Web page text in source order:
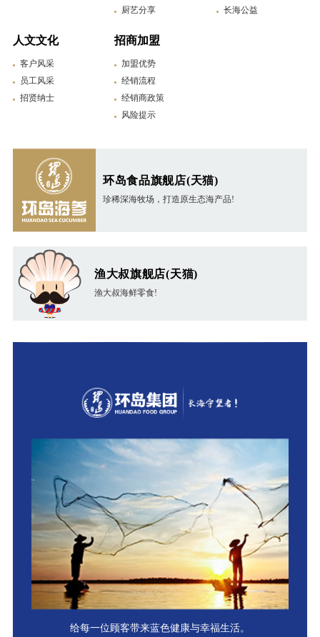
厨艺分享
长海公益
人文文化
客户风采
员工风采
招贤纳士
招商加盟
加盟优势
经销流程
经销商政策
风险提示
环岛食品旗舰店(天猫)
珍稀深海牧场，打造原生态海产品!
渔大叔旗舰店(天猫)
渔大叔海鲜零食!
给每一位顾客带来蓝色健康与幸福生活。